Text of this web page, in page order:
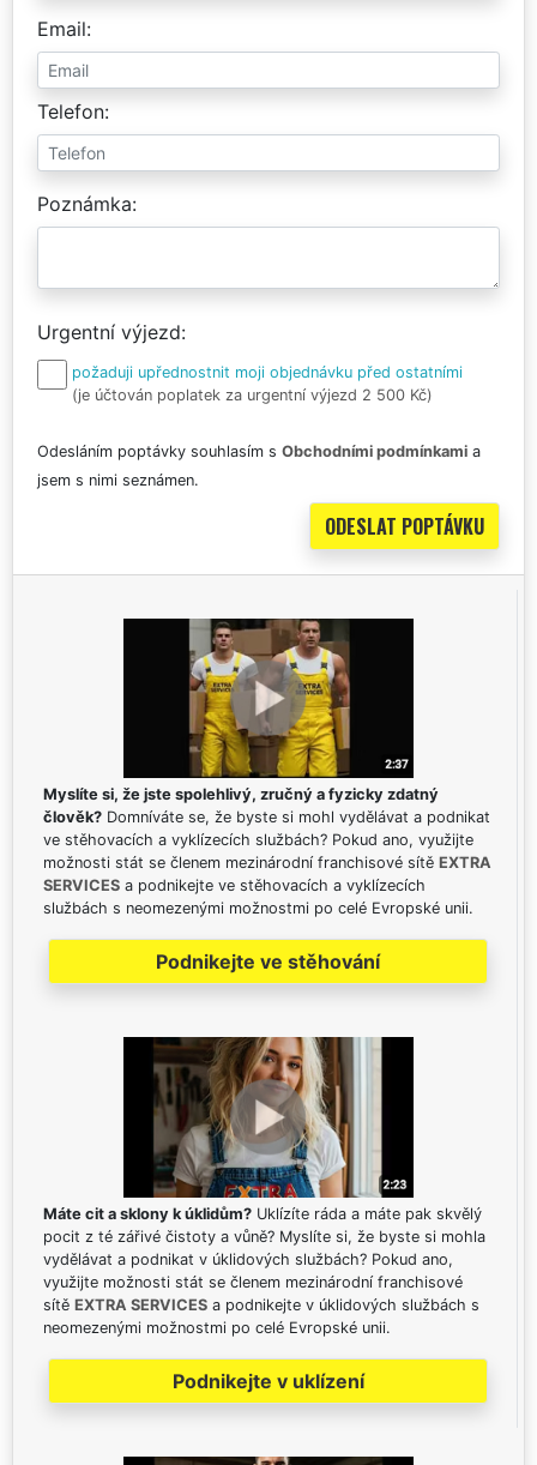
Email
Telefon
Poznámka
Urgentní výjezd
požaduji upřednostnit moji objednávku před ostatními
(je účtován poplatek za urgentní výjezd 2 500 Kč)
Odesláním poptávky souhlasím s Obchodními podmínkami a
jsem s nimi seznámen.
Myslíte si, že jste spolehlivý, zručný a fyzicky zdatný
člověk? Domníváte se, že byste si mohl vydělávat a podnikat
ve stěhovacích a vyklízecích službách? Pokud ano, využijte
možnosti stát se členem mezinárodní franchisové sítě EXTRA
SERVICES a podnikejte ve stěhovacích a vyklízecích
službách s neomezenými možnostmi po celé Evropské unii.
Podnikejte ve stěhování
Máte cit a sklony k úklidům? Uklízíte ráda a máte pak skvělý
pocit z té zářivé čistoty a vůně? Myslíte si, že byste si mohla
vydělávat a podnikat v úklidových službách? Pokud ano,
využijte možnosti stát se členem mezinárodní franchisové
sítě EXTRA SERVICES a podnikejte v úklidových službách s
neomezenými možnostmi po celé Evropské unii.
Podnikejte v uklízení